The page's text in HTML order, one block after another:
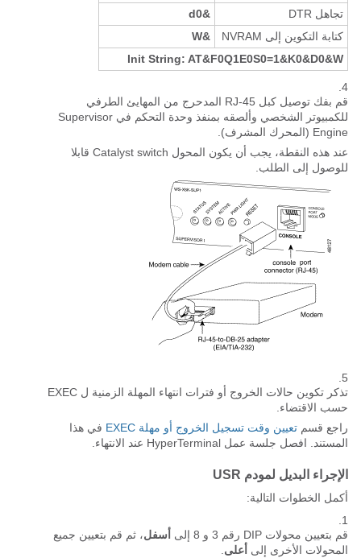
تجاهل DTR
&d0
كتابة التكوين إلى NVRAM
&W
Init String: AT&F0Q1E0S0=1&K0&D0&W
قم بفك توصيل كبل RJ-45 المدحرج من المهايئ الطرفي
للكمبيوتر الشخصي وألصقه بمنفذ وحدة التحكم في Supervisor
Engine (المحرك المشرف).
عند هذه النقطة، يجب أن يكون المحول Catalyst switch قابلا
للوصول إلى الطلب.
تذكر تكوين حالات الخروج أو فترات انتهاء المهلة الزمنية ل EXEC
حسب الاقتضاء.
راجع قسم تعيين وقت تسجيل الخروج أو مهلة EXEC
في هذا
المستند. افصل جلسة عمل HyperTerminal عند الانتهاء.
الإجراء البديل لمودم USR
أكمل الخطوات التالية:
قم بتعيين محولات DIP رقم 3 و 8 إلى أسفل، ثم قم بتعيين جميع
المحولات الأخرى إلى أعلى.